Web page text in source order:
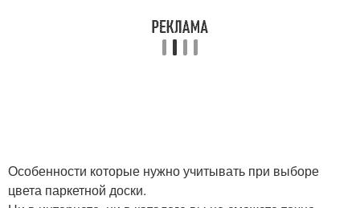
Особенности которые нужно учитывать при выборе
цвета паркетной доски.